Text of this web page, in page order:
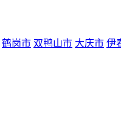
鹤岗市 双鸭山市 大庆市 伊